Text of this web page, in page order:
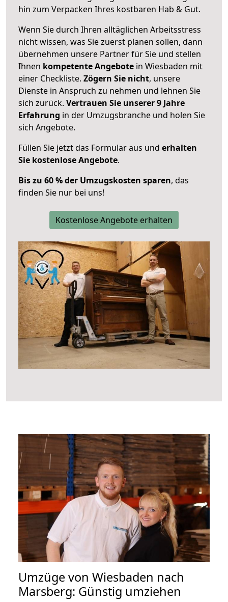
hin zum Verpacken Ihres kostbaren Hab & Gut.
Wenn Sie durch Ihren alltäglichen Arbeitsstress
nicht wissen, was Sie zuerst planen sollen, dann
übernehmen unsere Partner für Sie und stellen
Ihnen kompetente Angebote in Wiesbaden mit
einer Checkliste. Zögern Sie nicht, unsere
Dienste in Anspruch zu nehmen und lehnen Sie
sich zurück. Vertrauen Sie unserer 9 Jahre
Erfahrung in der Umzugsbranche und holen Sie
sich Angebote.
Füllen Sie jetzt das Formular aus und erhalten
Sie kostenlose Angebote.
Bis zu 60 % der Umzugskosten sparen, das
finden Sie nur bei uns!
Kostenlose Angebote erhalten
Umzüge von Wiesbaden nach
Marsberg: Günstig umziehen